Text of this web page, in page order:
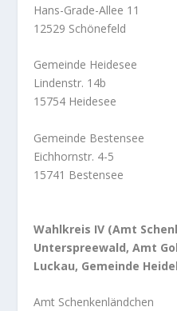
Hans-Grade-Allee 11
12529 Schönefeld
Gemeinde Heidesee
Lindenstr. 14b
15754 Heidesee
Gemeinde Bestensee
Eichhornstr. 4-5
15741 Bestensee
Wahlkreis IV (Amt
Unterspreewald, Amt
Luckau, Gemeinde
Amt Schenkenländchen